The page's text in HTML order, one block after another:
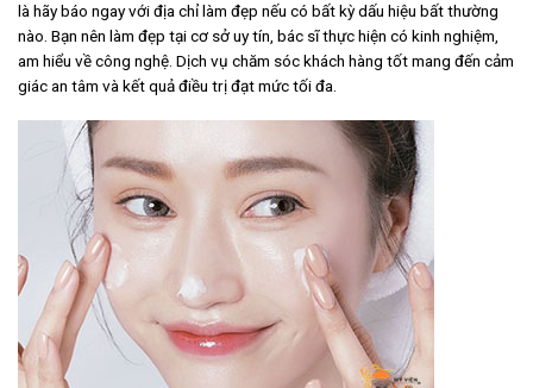
là hãy báo ngay với địa chỉ làm đẹp nếu có bất kỳ dấu hiệu bất thường
nào. Bạn nên làm đẹp tại cơ sở uy tín, bác sĩ thực hiện có kinh nghiệm,
am hiểu về công nghệ. Dịch vụ chăm sóc khách hàng tốt mang đến cảm
giác an tâm và kết quả điều trị đạt mức tối đa.